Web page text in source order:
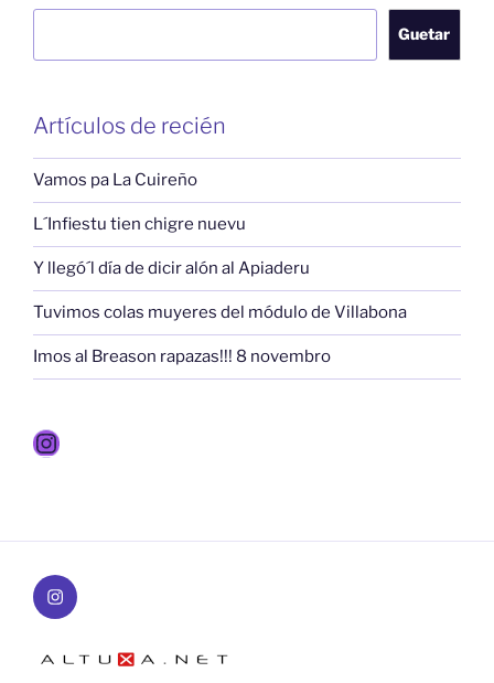
Guetar
Artículos de recién
Vamos pa La Cuireño
L´Infiestu tien chigre nuevu
Y llegó´l día de dicir alón al Apiaderu
Tuvimos colas muyeres del módulo de Villabona
Imos al Breason rapazas!!! 8 novembro
Instagram
Instagram